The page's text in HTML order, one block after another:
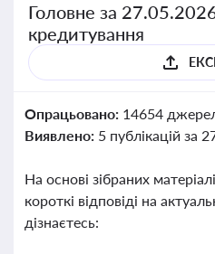
Головне за
кредитування
Опрацьовано: 14654
Виявлено: 5 публікацій за
На основі зібраних
короткі відповіді на
дізнаєтесь: